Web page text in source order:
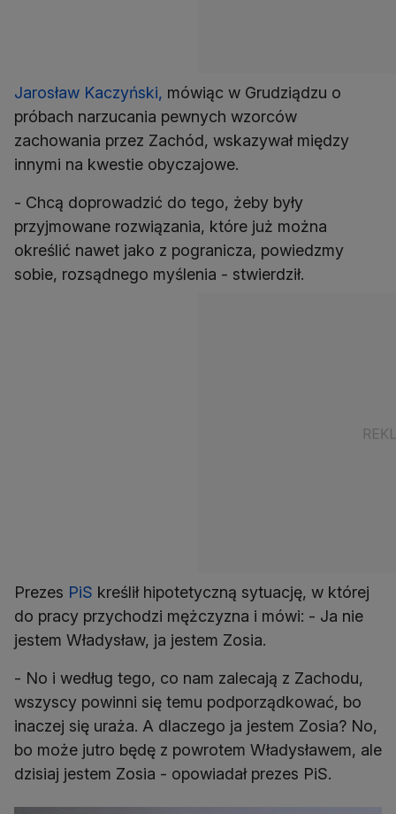
Jarosław Kaczyński, mówiąc w Grudziądzu o
próbach narzucania pewnych wzorców
zachowania przez Zachód, wskazywał między
innymi na kwestie obyczajowe.
- Chcą doprowadzić do tego, żeby były
przyjmowane rozwiązania, które już można
określić nawet jako z pogranicza, powiedzmy
sobie, rozsądnego myślenia - stwierdził.
Prezes PiS kreślił hipotetyczną sytuację, w której
do pracy przychodzi mężczyzna i mówi: - Ja nie
jestem Władysław, ja jestem Zosia.
- No i według tego, co nam zalecają z Zachodu,
wszyscy powinni się temu podporządkować, bo
inaczej się uraża. A dlaczego ja jestem Zosia? No,
bo może jutro będę z powrotem Władysławem, ale
dzisiaj jestem Zosia - opowiadał prezes PiS.